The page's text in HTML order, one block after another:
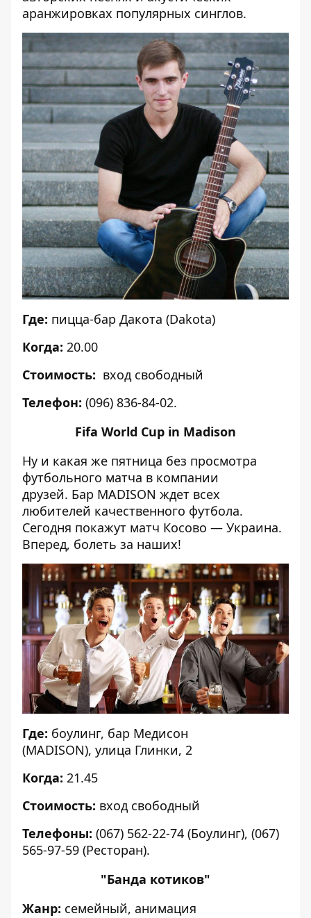
аранжировках популярных синглов.
Где: пицца-бар Дакота (Dakota)
Когда: 20.00
Стоимость: вход свободный
Телефон: (096) 836-84-02.
Fifa World Cup in Madison
Ну и какая же пятница без просмотра
футбольного матча в компании
друзей. Бар MADISON ждет всех
любителей качественного футбола.
Сегодня покажут матч Косово — Украина.
Вперед, болеть за наших!
Где: боулинг, бар Медисон
(MADISON), улица Глинки, 2
Когда: 21.45
Стоимость: вход свободный
Телефоны: (067) 562-22-74 (Боулинг), (067)
565-97-59 (Ресторан).
"Банда котиков"
Жанр: семейный, анимация